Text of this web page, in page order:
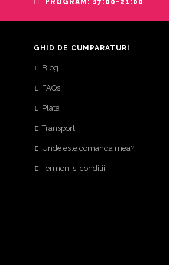
PROGRAM: 17:00-21:00
GHID DE CUMPARATURI
Blog
FAQs
Plata
Transport
Unde este comanda mea?
Termeni si conditii